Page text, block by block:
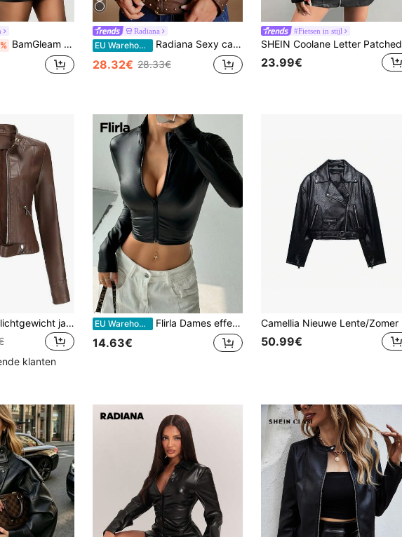
BamGleam Bordeauxrode slim fit jas met ritssluiting en opstaande kraag.
Radiana
EU Warehouse Radiana Sexy casual street vintage koffiebruine PU getailleerd damesjack met metalen klinknageldecoratie, motorjack, motorjack
28.32€ 28.33€
#Fietsen in stijl
23.99€
Korte damesjas, lichtgewicht jas met opstaande kraag voor lente/herfst, damesjas van imitatieleer D02 herfst
klanten
EU Warehouse Flirla Dames effen kleur lange mouwen voorkant rits eenvoudig getailleerd PU jack
14.63€ 50.99€